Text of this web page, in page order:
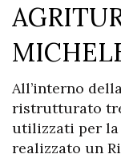
All’interno
ristrutturato
utilizzati per la
realizzato un